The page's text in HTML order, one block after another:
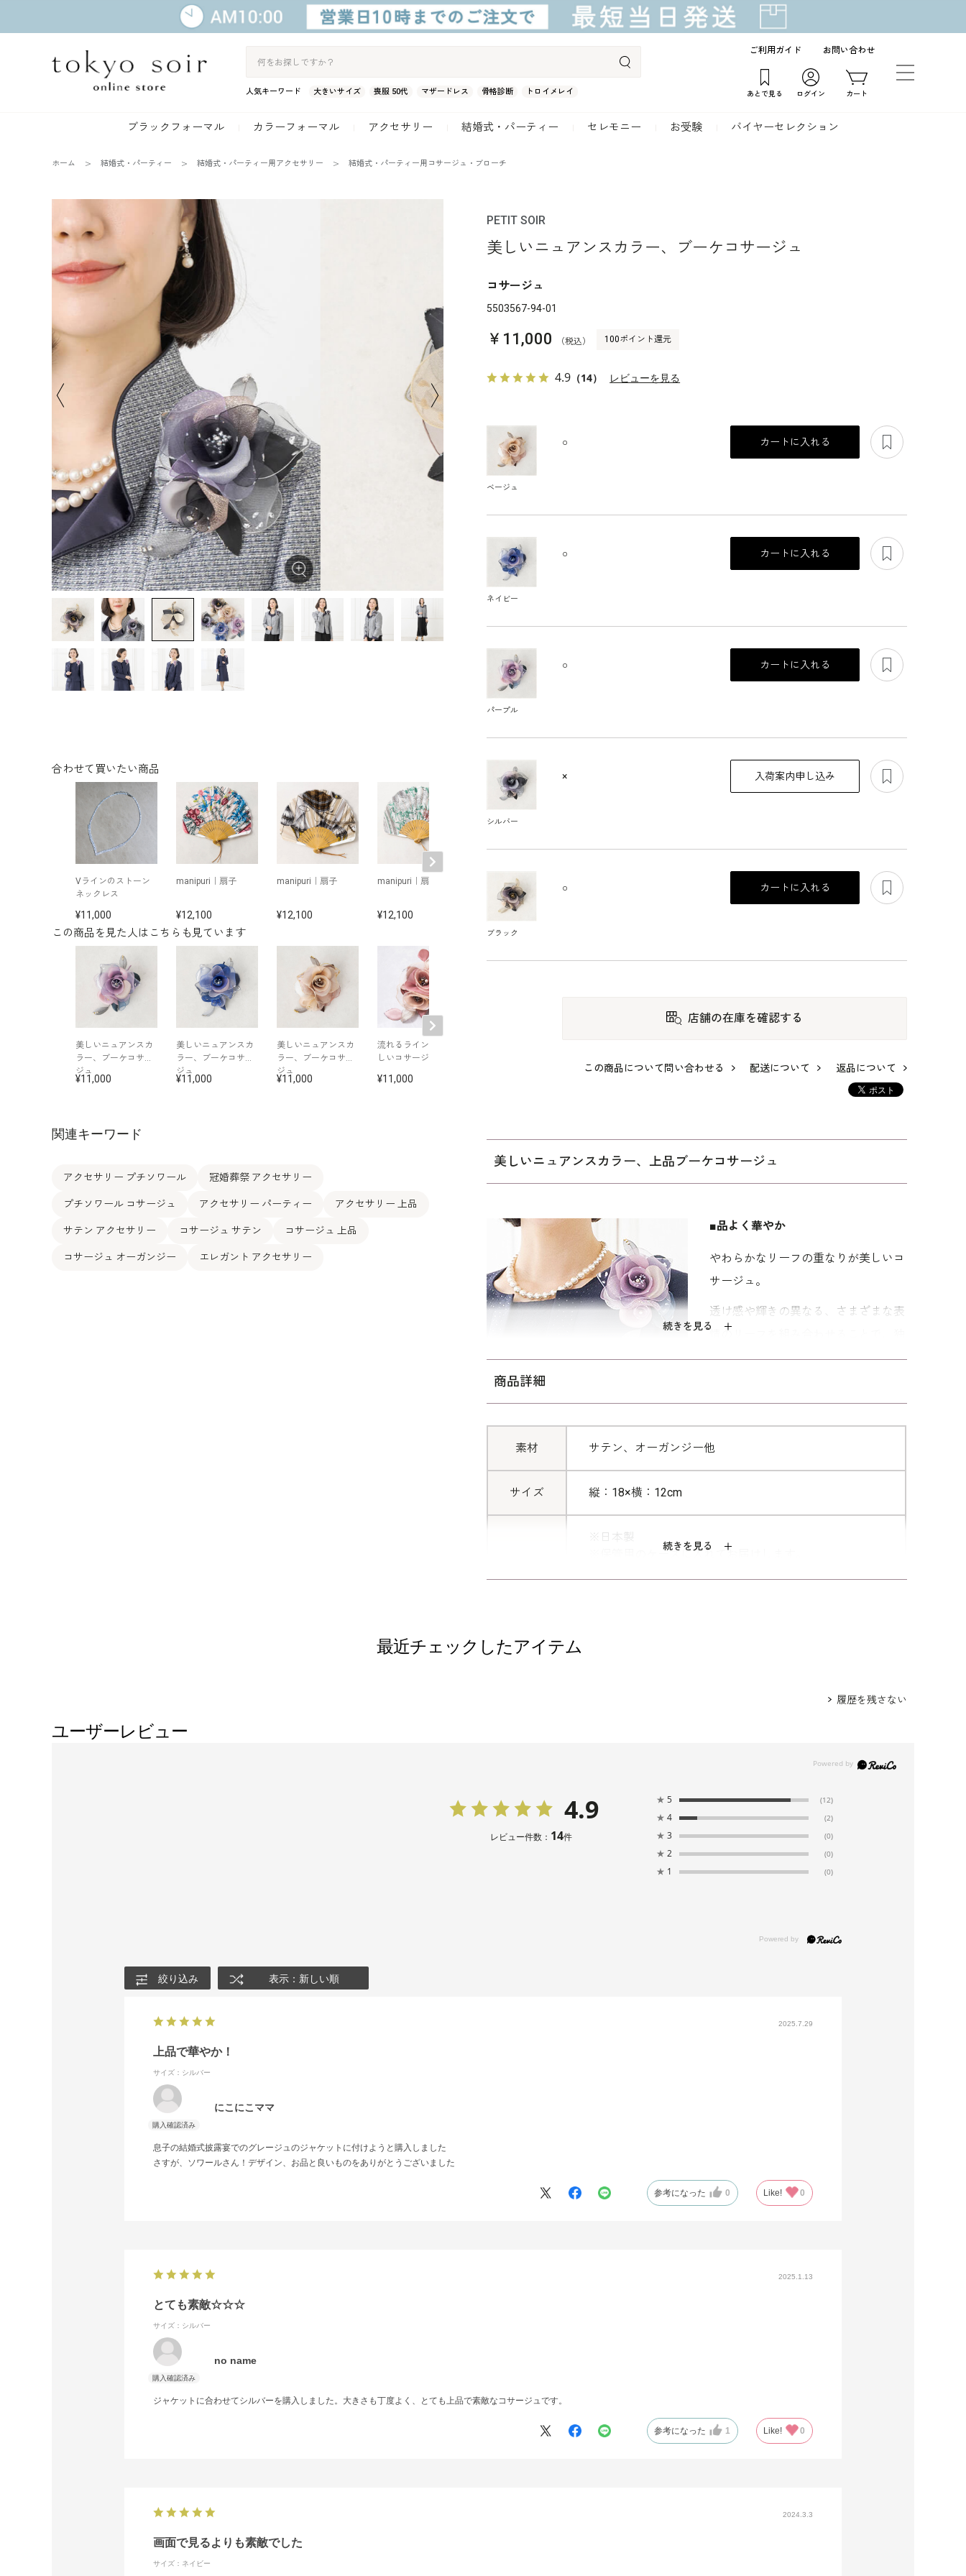
人気キーワード 大きいサイズ 喪服 50代 マザードレス 骨格診断 トロイメレイ
ご利用ガイド お問い合わせ
あとで見る ログイン カート
ブラックフォーマル カラーフォーマル アクセサリー 結婚式・パーティー セレモニー お受験 バイヤーセレクション
ホーム 結婚式・パーティー 結婚式・パーティー用アクセサリー 結婚式・パーティー用コサージュ・ブローチ
この商品を見た人はこちらも見ています
美しいニュアンスカ
ラー、ブーケコサー
ジュ
11,000
美しいニュアンスカ
ラー、ブーケコサー
ジュ
11,000
美しいニュアンスカ
ラー、ブーケコサー
ジュ
11,000
流れるラインのやさ
しいコサージュ
11,000
合わせて買いたい商品
Vラインのストーン
ネックレス
11,000
manipuri｜扇子
12,100
manipuri｜扇子
12,100
manipuri｜扇子
12,100
スモーキーカラー
の、ブーケコサージ
7,150
セレモニーに、ナチ
ュラルコサージュ
ピンドットプリント
のワンピース
関連キーワード
アクセサリー プチソワール 冠婚葬祭 アクセサリー
プチソワール コサージュ アクセサリー パーティー アクセサリー 上品
サテン アクセサリー コサージュ サテン コサージュ 上品
コサージュ オーガンジー エレガント アクセサリー
PETIT SOIR
美しいニュアンスカラー、ブーケコサージュ
コサージュ
5503567-94-01
￥11,000 （税込） 100ポイント還元
4.9 （14） レビューを見る
ベージュ
○ カートに入れる
ネイビー
○ カートに入れる
パープル
○ カートに入れる
シルバー
× 入荷案内申し込み
ブラック
○ カートに入れる
店舗の在庫を確認する
この商品について問い合わせる 配送について 返品について
美しいニュアンスカラー、上品ブーケコサージュ
続きを見る
■品よく華やか
わらかなリーフの重なりが美しいコ
サージュ。
透け感や輝きの異なる、さまざまな表
情のリーフを組み合わせることで、独
特な雰囲気に仕上げました。
シックなベージュ、エレガントなパー
プル、クールなネイビー、スタイリッ
シュなモーブブラック、 ラグジュア
大人の女性のしとやかさを感じるカラ
ーリングにこだわりました。
商品詳細
続きを見る
素材 サテン、オーガンジー他
サイズ 縦：18×横：12cm
※日本製
※保管用のケースに入れてお届けします。
、 ネック
最近チェックしたアイテム
履歴を残さない
ユーザーレビュー
4.9
レビュー件数： 14件
★ 5 (12)
★ 4 (2)
★ 3 (0)
★ 2 (0)
★ 1 (0)
絞り込み 表示：新しい順
2025.7.29
上品で華やか！
サイズ：シルバー
にこにこママ
息子の結婚式披露宴でのグレージュのジャケットに付けようと購入しました
さすが、ソワールさん！デザイン、お品と良いものをありがとうございました
参考になった 0 Like! 0
2025.1.13
とても素敵☆☆☆
サイズ：シルバー
no name
ジャケットに合わせてシルバーを購入しました。大きさも丁度よく、とても上品で素敵なコサージュです。
参考になった 1 Like! 0
2024.3.3
画面で見るよりも素敵でした
サイズ：ネイビー